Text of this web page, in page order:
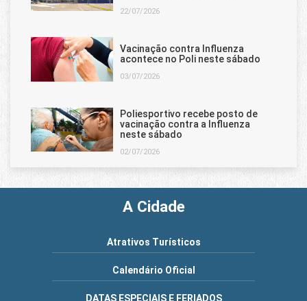
22/07/2026
Vacinação contra Influenza
acontece no Poli neste sábado
03/07/2026
Poliesportivo recebe posto de
vacinação contra a Influenza
neste sábado
02/07/2026
A Cidade
Atrativos Turísticos
Calendário Oficial
DATAS ESPECIAIS E FERIADOS